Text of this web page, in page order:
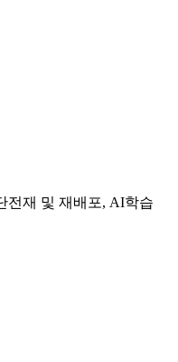
전재 및 재배포, AI학습